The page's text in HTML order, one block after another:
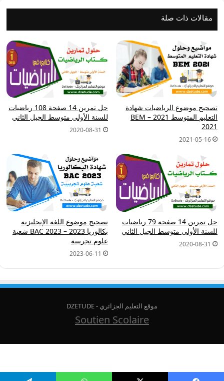
مقالات ذات صلة
تصحيح موضوع الرياضيات شهادة
التعليم المتوسط 2021 – BEM
2021
2021-05-16
حل تمرين 14 صفحة 108 رياضيات
للسنة الأولى متوسط الجيل الثاني
2020-08-31
حل تمرين 14 صفحة 79 رياضيات
للسنة الأولى متوسط الجيل الثاني
2020-08-31
تصحيح موضوع اللغة الإنجليزية
بكالوريا 2023 – BAC 2023 شعبة
علوم تجريبية
2023-06-11
موقع التعليم الجزائري - DZETUDE
Soutien Scolaire